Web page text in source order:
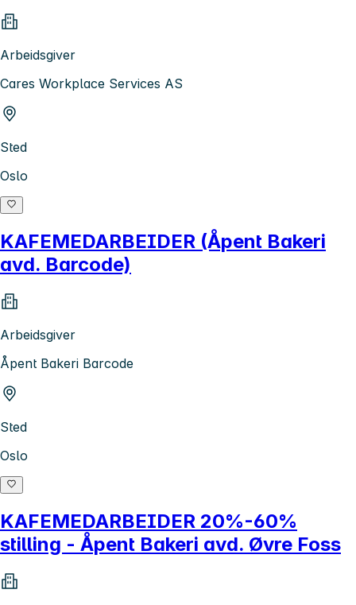
Arbeidsgiver
Cares Workplace Services AS
Sted
Oslo
KAFEMEDARBEIDER (Åpent Bakeri
avd. Barcode)
Arbeidsgiver
Åpent Bakeri Barcode
Sted
Oslo
KAFEMEDARBEIDER 20%-60%
stilling - Åpent Bakeri avd. Øvre Foss